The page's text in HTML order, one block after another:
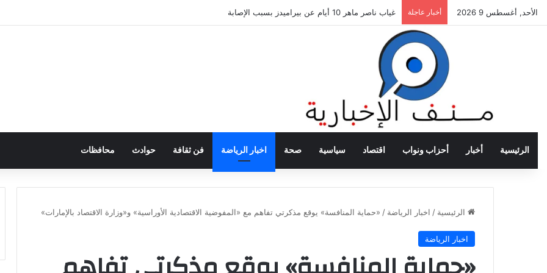
الأحد, أغسطس 9 2026 أخبار عاجلة غياب ناصر ماهر 10 أيام عن بيراميدز بسبب الإصابة
الرئيسية أخبار أحزاب ونواب اقتصاد سياسية صحة اخبار الرياضة فن ثقافة حوادث محافظات
الرئيسية / اخبار الرياضة / «حماية المنافسة» يوقع مذكرتي تفاهم مع «المفوضية الاقتصادية الأوراسية» و«وزارة الاقتصاد بالإمارات»
اخبار الرياضة